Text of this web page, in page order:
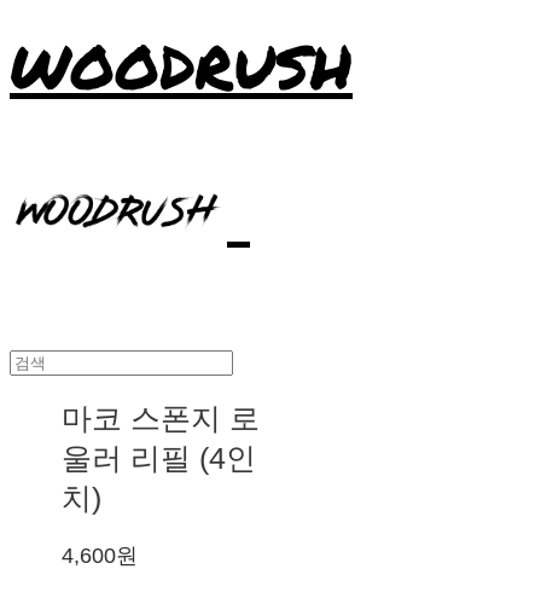
WOODRUSH
마코 스폰지 로
울러 리필 (4인
치)
4,600원